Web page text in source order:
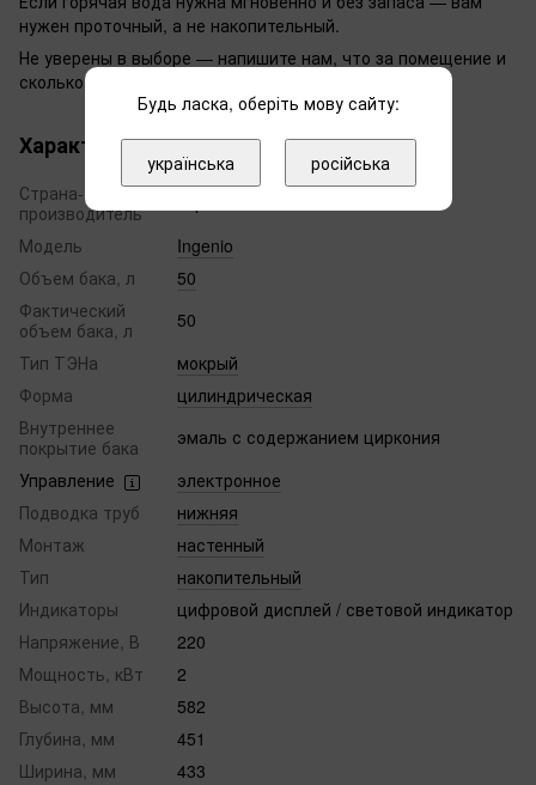
нужен проточный, а не накопительный.
Не уверены в выборе — напишите нам, что за помещение и
сколько человек, подскажем модель.
Характеристики
Страна-
производитель
Модель
Ingenio
Объем бака, л
50
Фактический
объем бака, л
50
Тип ТЭНа
мокрый
Форма
цилиндрическая
Внутреннее
покрытие бака
эмаль с содержанием циркония
Управление
электронное
Подводка труб
нижняя
Монтаж
настенный
Тип
накопительный
Индикаторы
цифровой дисплей / световой индикатор
Напряжение, В
220
Мощность, кВт
2
Высота, мм
582
Глубина, мм
451
Ширина, мм
433
Будь ласка, оберіть мову сайту:
українська російська